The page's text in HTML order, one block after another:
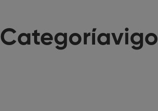
Categoríavigo